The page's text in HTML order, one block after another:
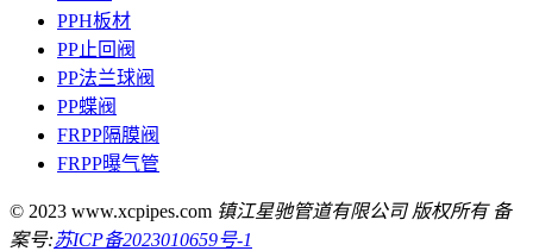
PPH板材
PP止回阀
PP法兰球阀
PP蝶阀
FRPP隔膜阀
FRPP曝气管
© 2023 www.xcpipes.com 镇江星驰管道有限公司 版权所有 备
案号:苏ICP备2023010659号-1